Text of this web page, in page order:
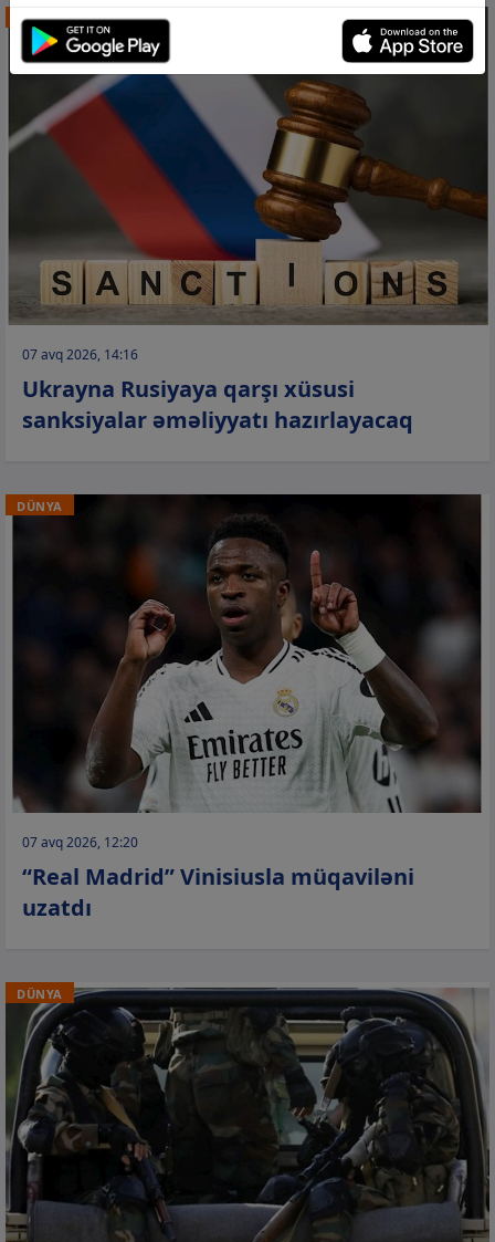
DÜNYA
07 avq 2026, 14:16
Ukrayna Rusiyaya qarşı xüsusi
sanksiyalar əməliyyatı hazırlayacaq
DÜNYA
07 avq 2026, 12:20
“Real Madrid” Vinisiusla müqaviləni
uzatdı
DÜNYA